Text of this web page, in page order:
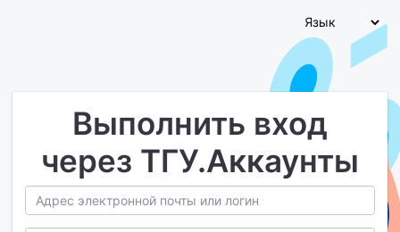
Выполнить вход
через ТГУ.Аккаунты